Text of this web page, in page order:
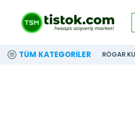
TÜM KATEGORILER RÖGAR